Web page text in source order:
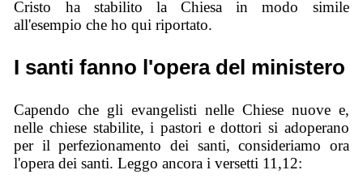
Cristo ha stabilito la Chiesa in modo simile
all'esempio che ho qui riportato.
I santi fanno l'opera del ministero
Capendo che gli evangelisti nelle Chiese nuove e,
nelle chiese stabilite, i pastori e dottori si adoperano
per il perfezionamento dei santi, consideriamo ora
l'opera dei santi. Leggo ancora i versetti 11,12: